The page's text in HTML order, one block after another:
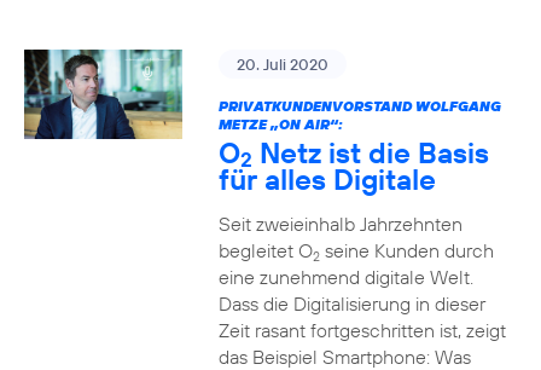
20. Juli 2020
PRIVATKUNDENVORSTAND WOLFGANG
METZE „ON AIR“:
O2 Netz ist die Basis
für alles Digitale
Seit zweieinhalb Jahrzehnten
begleitet O2seine Kunden durch
eine zunehmend digitale Welt.
Dass die Digitalisierung in dieser
Zeit rasant fortgeschritten ist, zeigt
das Beispiel Smartphone: Was